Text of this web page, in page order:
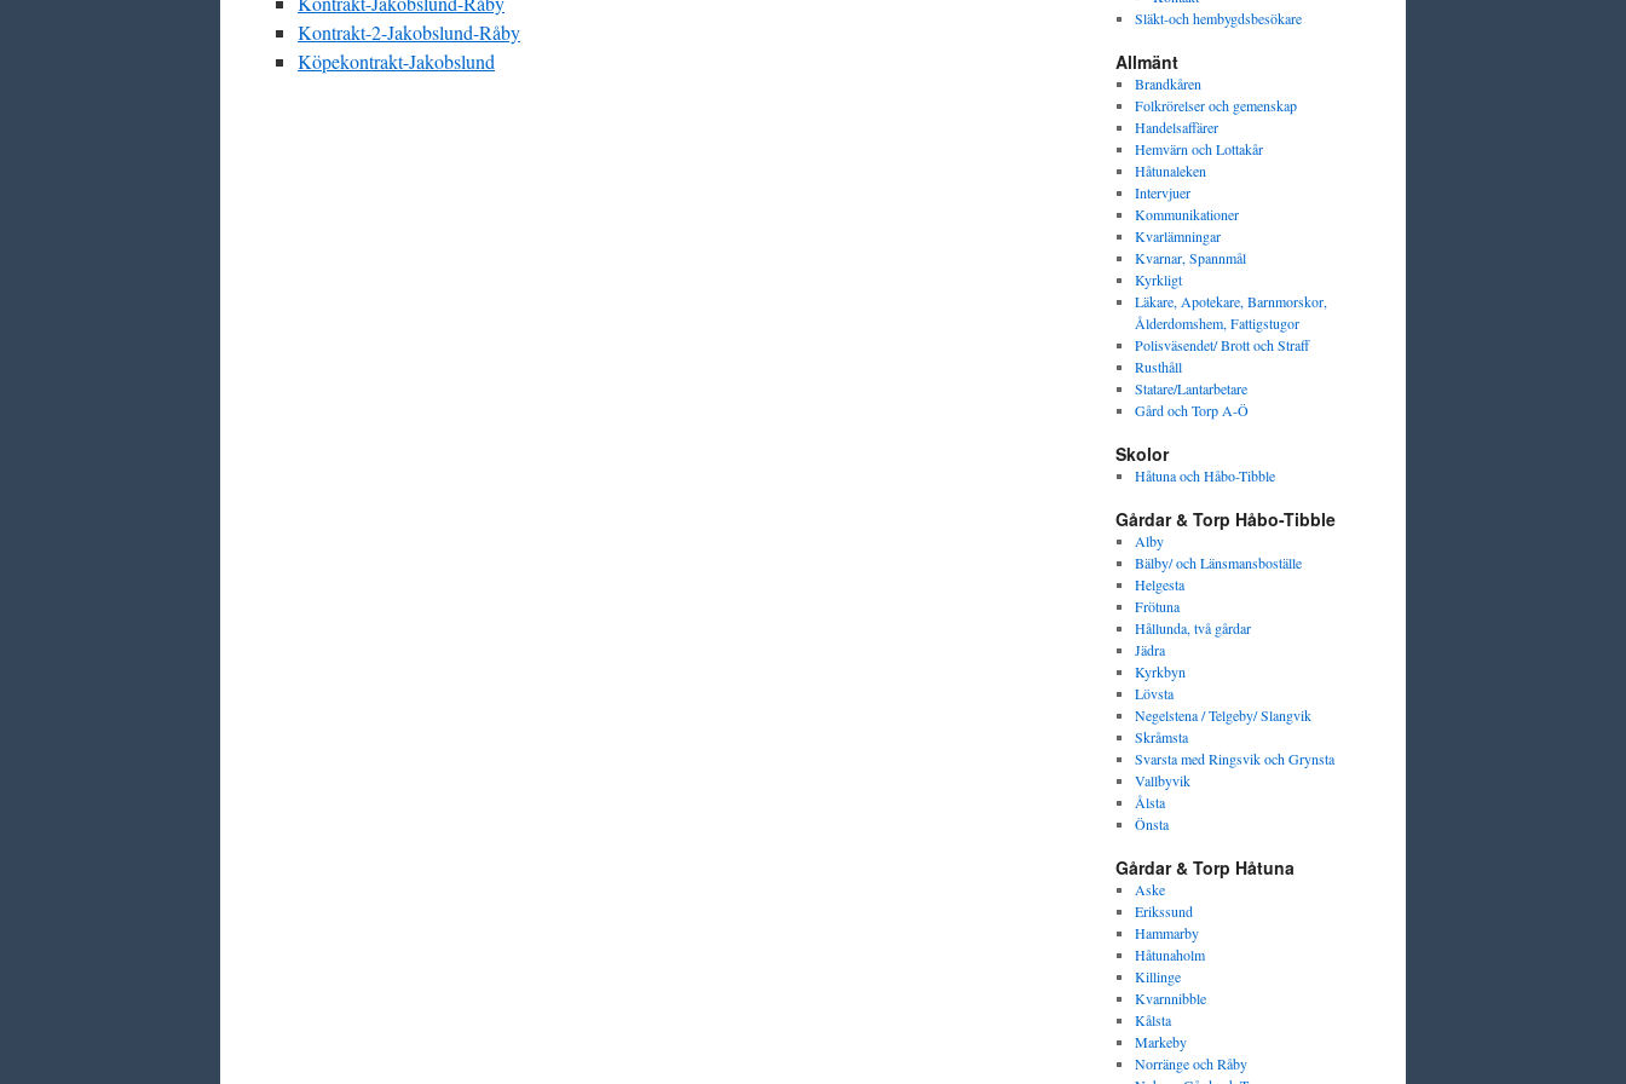
Kontrakt-2-Jakobslund-Råby
Köpekontrakt-Jakobslund
Släkt-och hembygdsbesökare
Allmänt
Brandkåren
Folkrörelser och gemenskap
Handelsaffärer
Hemvärn och Lottakår
Håtunaleken
Intervjuer
Kommunikationer
Kvarlämningar
Kvarnar, Spannmål
Kyrkligt
Läkare, Apotekare, Barnmorskor,
Ålderdomshem, Fattigstugor
Polisväsendet/ Brott och Straff
Rusthåll
Statare/Lantarbetare
Gård och Torp A-Ö
Skolor
Håtuna och Håbo-Tibble
Gårdar & Torp Håbo-Tibble
Alby
Bälby/ och Länsmansboställe
Helgesta
Frötuna
Hållunda, två gårdar
Jädra
Kyrkbyn
Lövsta
Negelstena / Telgeby/ Slangvik
Skråmsta
Svarsta med Ringsvik och Grynsta
Vallbyvik
Ålsta
Önsta
Gårdar & Torp Håtuna
Aske
Erikssund
Hammarby
Håtunaholm
Killinge
Kvarnnibble
Kålsta
Markeby
Norränge och Råby